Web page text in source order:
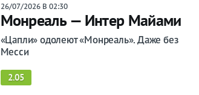
26/07/2026 В 02:30
Монреаль — Интер Майами
«Цапли» одолеют «Монреаль». Даже без
Месси
2.05